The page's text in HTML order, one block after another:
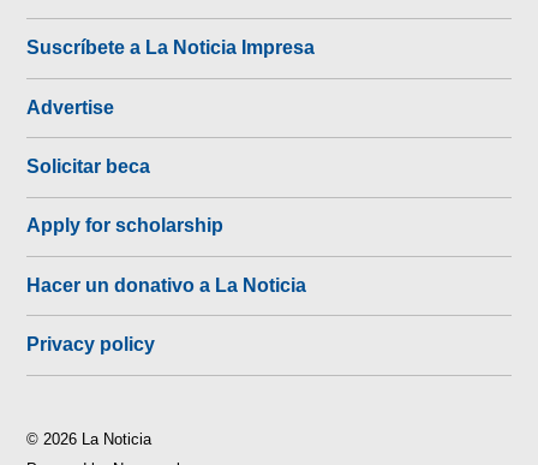
Suscríbete a La Noticia Impresa
Advertise
Solicitar beca
Apply for scholarship
Hacer un donativo a La Noticia
Privacy policy
© 2026 La Noticia